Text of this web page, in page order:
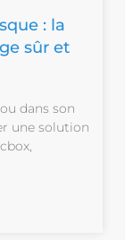
: la
sûr et
dans son
une solution